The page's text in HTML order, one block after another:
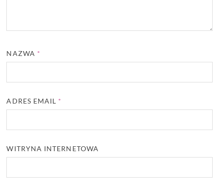
NAZWA *
ADRES EMAIL *
WITRYNA INTERNETOWA